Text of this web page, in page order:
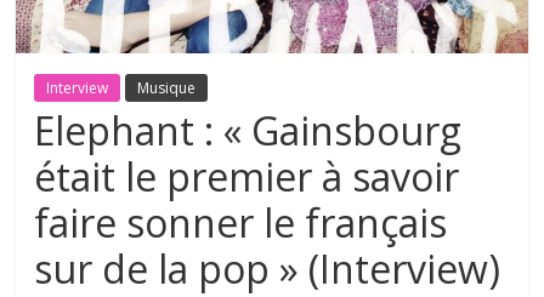
Interview Musique
Elephant : « Gainsbourg
était le premier à savoir
faire sonner le français
sur de la pop » (Interview)